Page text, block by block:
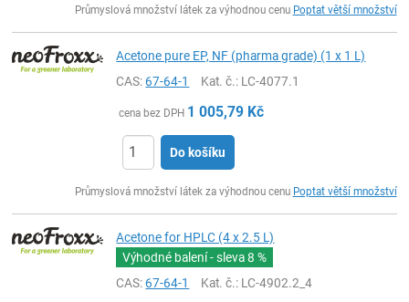
Průmyslová množství látek za výhodnou cenu Poptat větší množství
Acetone pure EP, NF (pharma grade) (1 x 1 L)
CAS:67-64-1 Kat. č.: LC-4077.1
cena bez DPH 1 005,79 Kč
Do košíku
Průmyslová množství látek za výhodnou cenu Poptat větší množství
Acetone for HPLC (4 x 2.5 L)
Výhodné balení - sleva8 %
CAS:67-64-1 Kat. č.: LC-4902.2_4